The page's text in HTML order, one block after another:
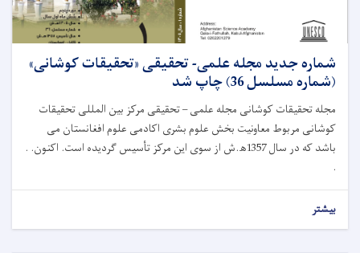
شماره جدید مجله علمی- تحقیقی «تحقیقات کوشانی»
(شماره مسلسل 36) چاپ شد
مجله تحقیقات کوشانی مجله علمی – تحقیقی مرکز بین المللی تحقیقات
کوشانی مربوط معاونیت بخش علوم بشری اکادمی علوم افغانستان می
باشد که در سال 1357ﮪ.ش از سوی این مرکز تأسیس گردیده است. اکنون. .
.
بیشتر